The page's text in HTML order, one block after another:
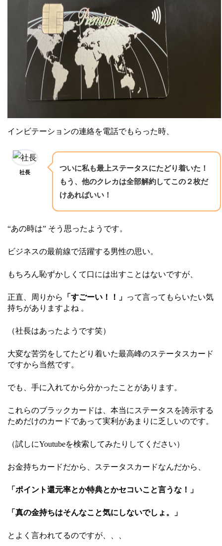
インビテーションの連絡を電話でもらった時、
社長
ついに私も最上ステータスにたどり着いた！
もう、他のクレカは全部解約してこの２枚だ
けあればいい！
“あの時は” そう思ったようです。
ビジネスの最前線で活躍する男性の思い。
もちろん恥ずかしくて口には出すことはないですが、
正直、周りから 「すごーい！！」 って言ってもらいたい気
持ちがありますよね 。
（社長はあったようです笑）
大変な苦労をしてたどり着いた最高峰のステータスカード
ですから当然です。
でも、手に入れてから分かったことがあります。
これらのブラックカードは、本当にステータスを誇示する
ためだけのカードであって実利があまりに乏しいのです。
（試しにYoutubeを検索してみたりしてください）
お金持ちカードだから、ステータスカードなんだから、
「ポイント還元率とか特典とかセコいこと言うな！」
「真の金持ちはそんなこと気にしないでしょ。」
とよく言われてるのですが、、、